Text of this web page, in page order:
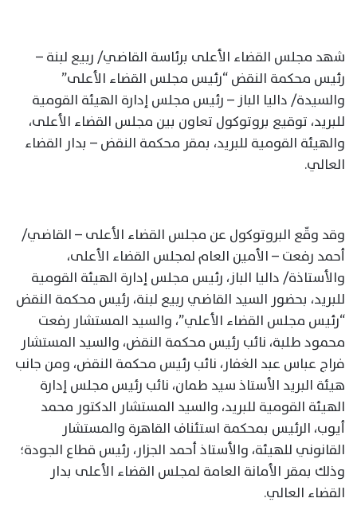
شهد مجلس القضاء الأعلى برئاسة القاضي/ ربيع لبنة –
رئيس محكمة النقض “رئيس مجلس القضاء الأعلى”
والسيدة/ داليا الباز – رئيس مجلس إدارة الهيئة القومية
للبريد، توقيع بروتوكول تعاون بين مجلس القضاء الأعلى،
والهيئة القومية للبريد، بمقر محكمة النقض – بدار القضاء
العالي.
وقد وقّع البروتوكول عن مجلس القضاء الأعلى – القاضي/
أحمد رفعت – الأمين العام لمجلس القضاء الأعلى،
والأستاذة/ داليا الباز، رئيس مجلس إدارة الهيئة القومية
للبريد، بحضور السيد القاضي ربيع لبنة، رئيس محكمة النقض
“رئيس مجلس القضاء الأعلي”، والسيد المستشار رفعت
محمود طلبة، نائب رئيس محكمة النقض، والسيد المستشار
فراج عباس عبد الغفار، نائب رئيس محكمة النقض، ومن جانب
هيئة البريد الأستاذ سيد طمان، نائب رئيس مجلس إدارة
الهيئة القومية للبريد، والسيد المستشار الدكتور محمد
أيوب، الرئيس بمحكمة استئناف القاهرة والمستشار
القانوني للهيئة، والأستاذ أحمد الجزار، رئيس قطاع الجودة؛
وذلك بمقر الأمانة العامة لمجلس القضاء الأعلى بدار
القضاء العالي.